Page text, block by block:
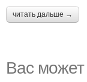
читать дальше →
Вас может